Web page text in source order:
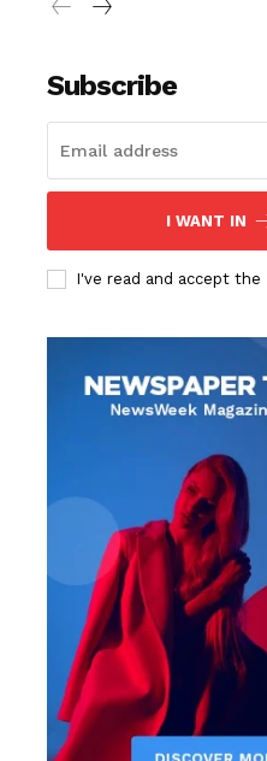
Subscribe
I WANT IN
I've read and accept the